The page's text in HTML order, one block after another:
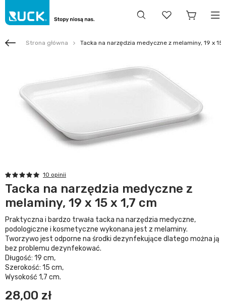
Strona główna Tacka na narzędzia medyczne z melaminy, 19 x 15
10 opinii
Tacka na narzędzia medyczne z
melaminy, 19 x 15 x 1,7 cm
Praktyczna i bardzo trwała tacka na narzędzia medyczne,
podologiczne i kosmetyczne wykonana jest z melaminy.
Tworzywo jest odporne na środki dezynfekujące dlatego można ją
bez problemu dezynfekować.
Długość: 19 cm,
Szerokość: 15 cm,
Wysokość 1,7 cm.
28,00 zł